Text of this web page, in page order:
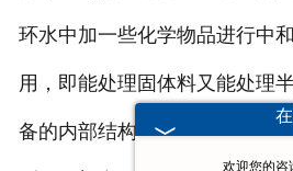
环水中加一些化学物品进行中
用，即能处理固体料又能处理
备的内部结构进行了改造，经
欢迎您的咨